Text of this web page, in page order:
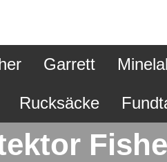
Garrett
Rucksäcke